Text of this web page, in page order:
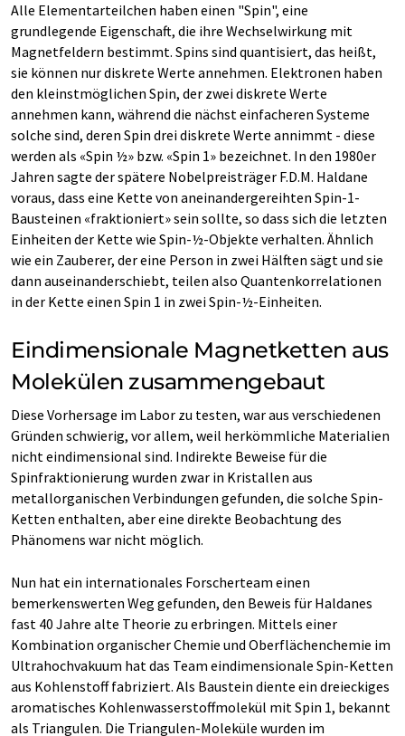
Alle Elementarteilchen haben einen "Spin", eine
grundlegende Eigenschaft, die ihre Wechselwirkung mit
Magnetfeldern bestimmt. Spins sind quantisiert, das heißt,
sie können nur diskrete Werte annehmen. Elektronen haben
den kleinstmöglichen Spin, der zwei diskrete Werte
annehmen kann, während die nächst einfacheren Systeme
solche sind, deren Spin drei diskrete Werte annimmt - diese
werden als «Spin ½» bzw. «Spin 1» bezeichnet. In den 1980er
Jahren sagte der spätere Nobelpreisträger F.D.M. Haldane
voraus, dass eine Kette von aneinandergereihten Spin-1-
Bausteinen «fraktioniert» sein sollte, so dass sich die letzten
Einheiten der Kette wie Spin-½-Objekte verhalten. Ähnlich
wie ein Zauberer, der eine Person in zwei Hälften sägt und sie
dann auseinanderschiebt, teilen also Quantenkorrelationen
in der Kette einen Spin 1 in zwei Spin-½-Einheiten.
Eindimensionale Magnetketten aus
Molekülen zusammengebaut
Diese Vorhersage im Labor zu testen, war aus verschiedenen
Gründen schwierig, vor allem, weil herkömmliche Materialien
nicht eindimensional sind. Indirekte Beweise für die
Spinfraktionierung wurden zwar in Kristallen aus
metallorganischen Verbindungen gefunden, die solche Spin-
Ketten enthalten, aber eine direkte Beobachtung des
Phänomens war nicht möglich.
Nun hat ein internationales Forscherteam einen
bemerkenswerten Weg gefunden, den Beweis für Haldanes
fast 40 Jahre alte Theorie zu erbringen. Mittels einer
Kombination organischer Chemie und Oberflächenchemie im
Ultrahochvakuum hat das Team eindimensionale Spin-Ketten
aus Kohlenstoff fabriziert. Als Baustein diente ein dreieckiges
aromatisches Kohlenwasserstoffmolekül mit Spin 1, bekannt
als Triangulen. Die Triangulen-Moleküle wurden im